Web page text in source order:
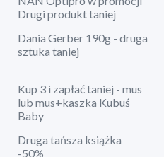
Drugi produkt taniej
Dania Gerber 190g - druga
sztuka taniej
Kup 3 i zapłać taniej - mus
lub mus+kaszka Kubuś
Baby
Druga tańsza książka
-50%